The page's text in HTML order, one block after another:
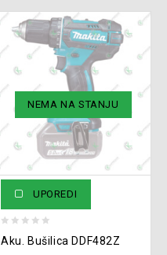
NEMA NA STANJU
UPOREDI
out
Aku. Bušilica DDF482Z